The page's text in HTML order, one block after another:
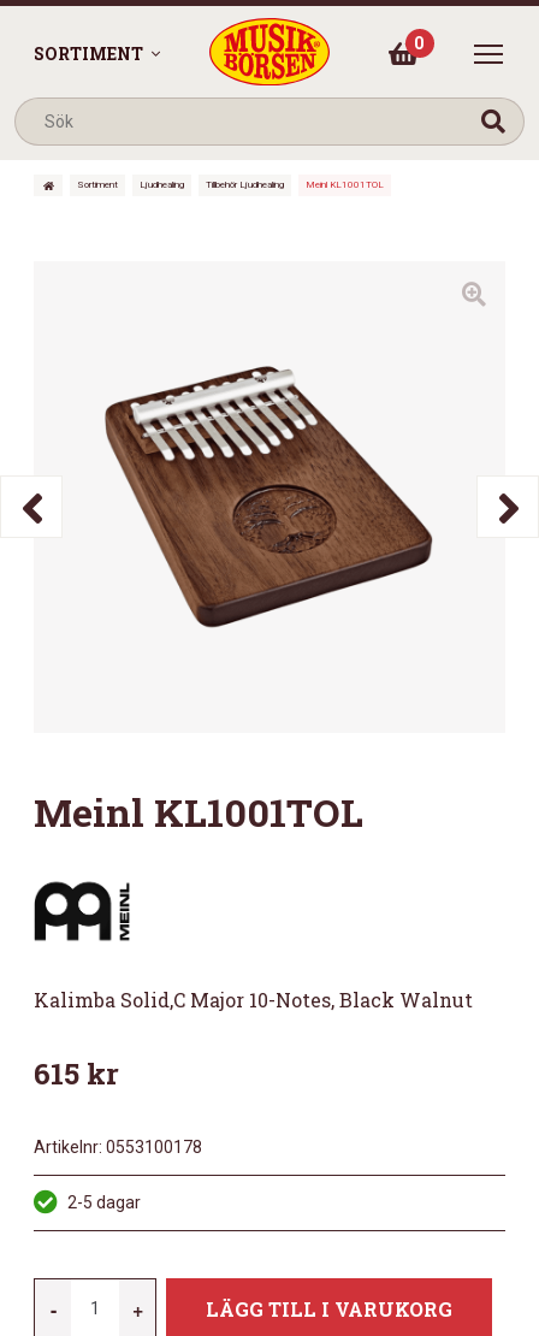
SORTIMENT 0
Sortiment Ljudhealing Tillbehör Ljudhealing Meinl KL1001TOL
Meinl KL1001TOL
Kalimba Solid,C Major 10-Notes, Black Walnut
615 kr
Artikelnr: 0553100178
2-5 dagar
-
KL1001TOL
+ LÄGG TILL I VARUKORG